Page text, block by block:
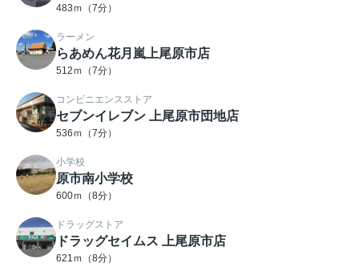
483ｍ（7分）
ラーメン
らあめん花月嵐上尾原市店
512ｍ（7分）
コンビニエンスストア
セブンイレブン 上尾原市団地店
536ｍ（7分）
小学校
原市南小学校
600ｍ（8分）
ドラッグストア
ドラッグセイムス 上尾原市店
621ｍ（8分）